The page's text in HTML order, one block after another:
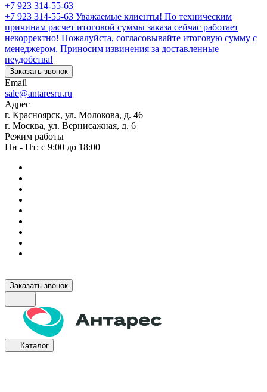
+7 923 314-55-63
+7 923 314-55-63 Уважаемые клиенты! По техническим
причинам расчет итоговой суммы заказа сейчас работает
некорректно! Пожалуйста, согласовывайте итоговую сумму с
менеджером. Приносим извинения за доставленные
неудобства!
Заказать звонок
Email
sale@antaresru.ru
Адрес
г. Красноярск, ул. Молокова, д. 46
г. Москва, ул. Вернисажная, д. 6
Режим работы
Пн - Пт: с 9:00 до 18:00
Заказать звонок
Каталог